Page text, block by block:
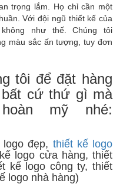
trọng lắm. Họ chỉ cần một
Với đội ngũ thiết kế của
không như thế. Chúng tôi
màu sắc ấn tượng, tuy đơn
tôi để đặt hàng
cứ thứ gì mà
mỹ nhé:
đẹp, thiết kế logo
logo cửa hàng, thiết
kế logo công ty, thiết
logo nhà hàng)